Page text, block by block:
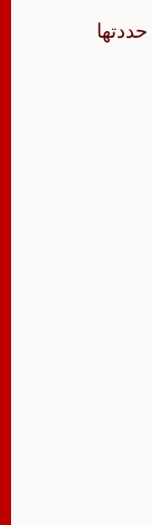
حددتها